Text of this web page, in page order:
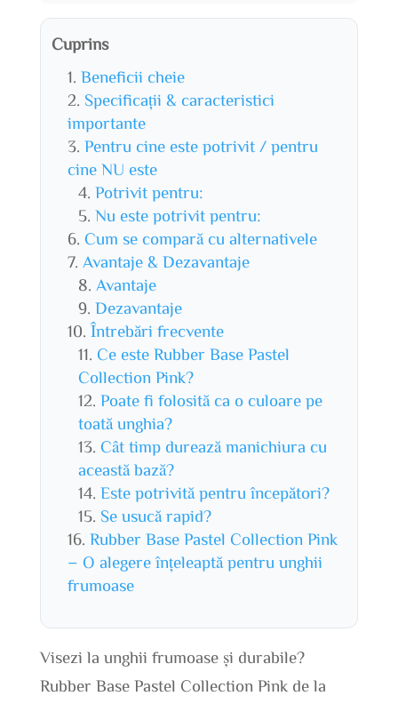
Cuprins
Beneficii cheie
Specificații & caracteristici
importante
Pentru cine este potrivit / pentru
cine NU este
Potrivit pentru:
Nu este potrivit pentru:
Cum se compară cu alternativele
Avantaje & Dezavantaje
Avantaje
Dezavantaje
Întrebări frecvente
Ce este Rubber Base Pastel
Collection Pink?
Poate fi folosită ca o culoare pe
toată unghia?
Cât timp durează manichiura cu
această bază?
Este potrivită pentru începători?
Se usucă rapid?
Rubber Base Pastel Collection Pink
– O alegere înțeleaptă pentru unghii
frumoase
Visezi la unghii frumoase și durabile?
Rubber Base Pastel Collection Pink de la